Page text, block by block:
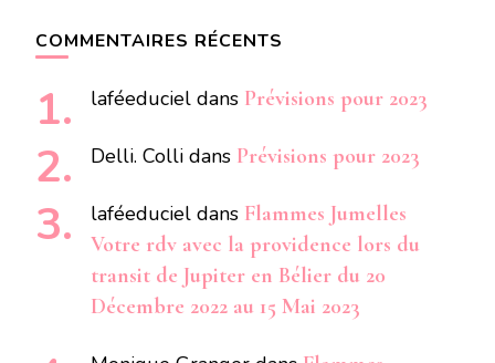
COMMENTAIRES RÉCENTS
laféeduciel dans Prévisions pour 2023
Delli. Colli dans Prévisions pour 2023
laféeduciel dans Flammes Jumelles
Votre rdv avec la providence lors du
transit de Jupiter en Bélier du 20
Décembre 2022 au 15 Mai 2023